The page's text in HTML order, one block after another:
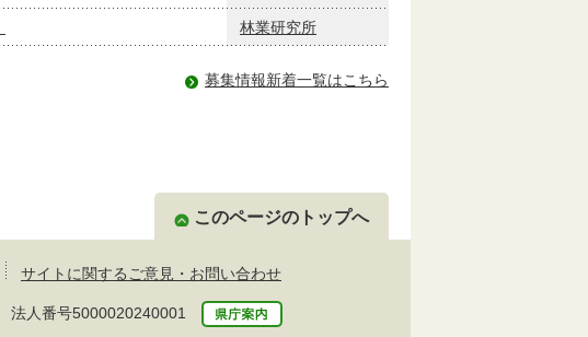
林業研究所
募集情報新着一覧はこちら
このページのトップへ
サイトに関するご意見・お問い合わせ
法人番号5000020240001